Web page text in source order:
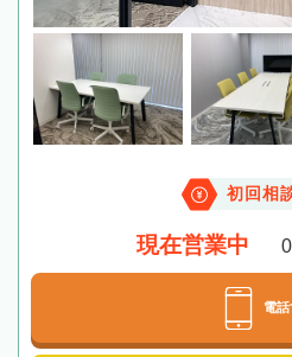
初回相
現在営業中
電話